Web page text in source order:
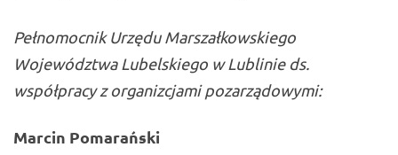
Pełnomocnik Urzędu Marszałkowskiego
Województwa Lubelskiego w Lublinie ds.
współpracy z organizcjami pozarządowymi:
Marcin Pomarański